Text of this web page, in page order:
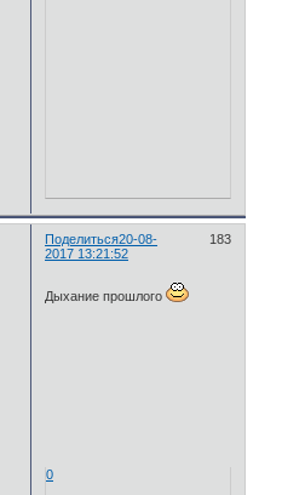
Поделиться 183
20-08-
2017 13:21:52
Дыхание прошлого
0